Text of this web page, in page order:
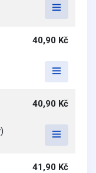
40,90 Kč
40,90 Kč
41,90 Kč